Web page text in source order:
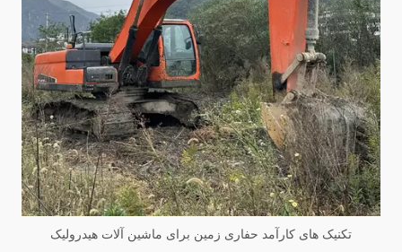
تکنیک های کارآمد حفاری زمین برای ماشین آلات هیدرولیک